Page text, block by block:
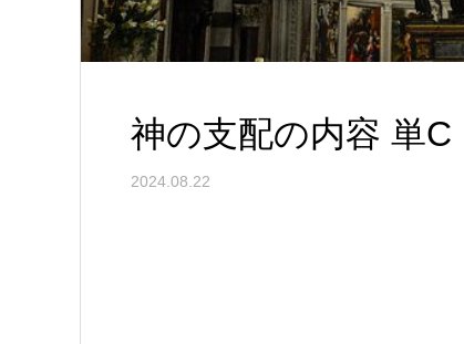
神の支配の内容 単C
2024.08.22